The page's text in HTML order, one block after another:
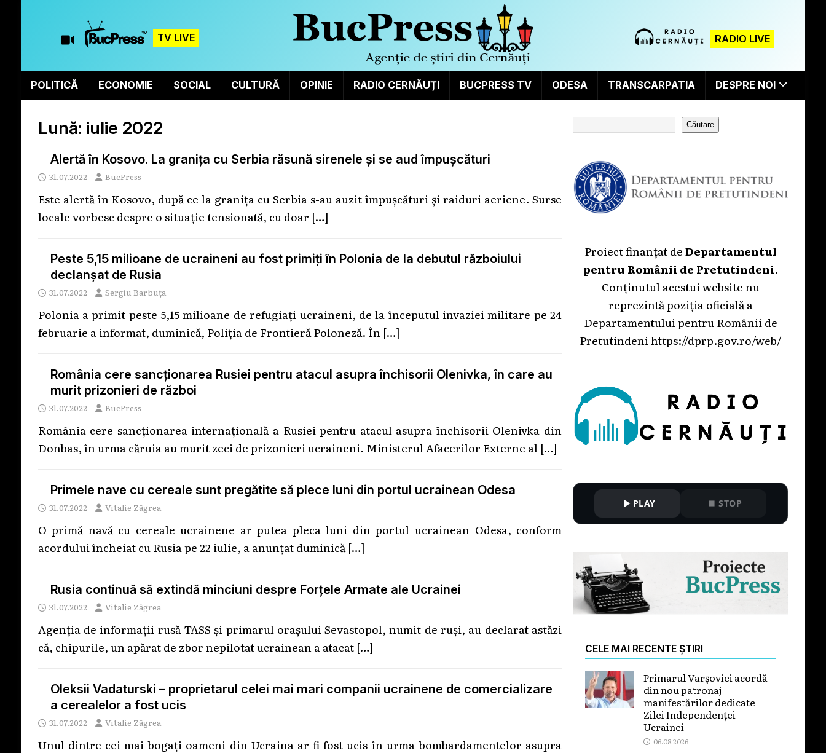
TV LIVE RADIO LIVE
POLITICĂ ECONOMIE SOCIAL CULTURĂ OPINIE RADIO CERNĂUȚI BUCPRESS TV ODESA TRANSCARPATIA DESPRE NOI
Lună: iulie 2022
Alertă în Kosovo. La granița cu Serbia răsună sirenele și se aud împușcături
31.07.2022 BucPress
Este alertă în Kosovo, după ce la granița cu Serbia s-au auzit împușcături și raiduri aeriene. Surse
locale vorbesc despre o situație tensionată, cu doar […]
Peste 5,15 milioane de ucraineni au fost primiţi în Polonia de la debutul războiului
declanşat de Rusia
31.07.2022 Sergiu Barbuța
Polonia a primit peste 5,15 milioane de refugiaţi ucraineni, de la începutul invaziei militare pe 24
februarie a informat, duminică, Poliţia de Frontieră Poloneză. În […]
România cere sancționarea Rusiei pentru atacul asupra închisorii Olenivka, în care au
murit prizonieri de război
31.07.2022 BucPress
România cere sancționarea internațională a Rusiei pentru atacul asupra închisorii Olenivka din
Donbas, în urma căruia au murit zeci de prizonieri ucraineni. Ministerul Afacerilor Externe al […]
Primele nave cu cereale sunt pregătite să plece luni din portul ucrainean Odesa
31.07.2022 Vitalie Zâgrea
O primă navă cu cereale ucrainene ar putea pleca luni din portul ucrainean Odesa, conform
acordului încheiat cu Rusia pe 22 iulie, a anunţat duminică […]
Rusia continuă să extindă minciuni despre Forţele Armate ale Ucrainei
31.07.2022 Vitalie Zâgrea
Agenţia de informaţii rusă TASS şi primarul oraşului Sevastopol, numit de ruşi, au declarat astăzi
că, chipurile, un apărat de zbor nepilotat ucrainean a atacat […]
Oleksii Vadaturski – proprietarul celei mai mari companii ucrainene de comercializare
a cerealelor a fost ucis
31.07.2022 Vitalie Zâgrea
Unul dintre cei mai bogați oameni din Ucraina ar fi fost ucis în urma bombardamentelor asupra
Căutare
Proiect finanțat deDepartamentul
pentru Românii de Pretutindeni.
Conținutul acestui website nu
reprezintă poziția oficială a
Departamentului pentru Românii de
Pretutindenihttps://dprp.gov.ro/web/
PLAY STOP
CELE MAI RECENTE ȘTIRI
Primarul Varșoviei acordă
din nou patronaj
manifestărilor dedicate
Zilei Independenței
Ucrainei
06.08.2026